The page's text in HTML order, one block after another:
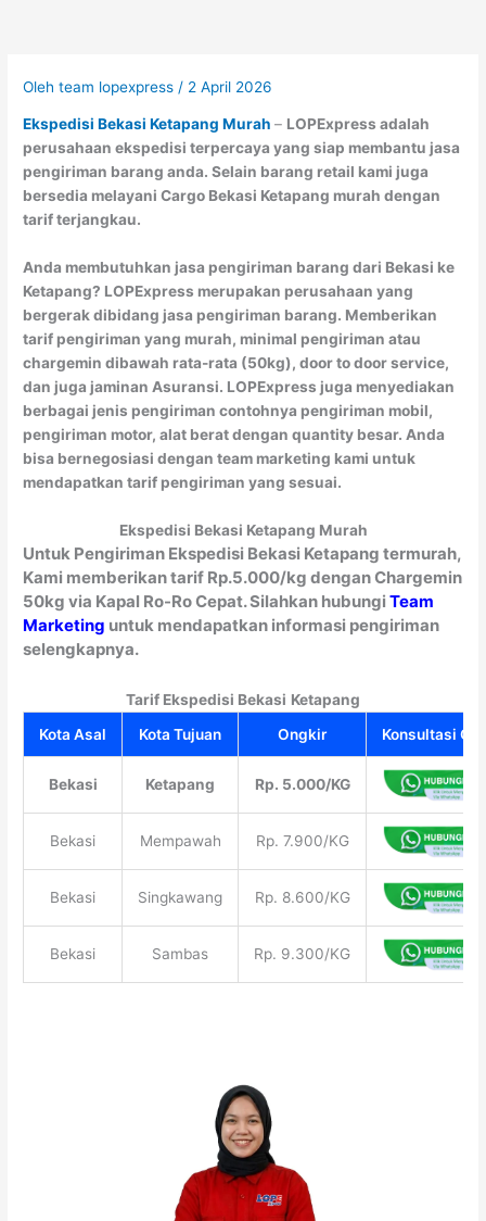
Olehteam lopexpress / 2 April 2026
Ekspedisi Bekasi Ketapang Murah– LOPExpress adalah
perusahaan ekspedisi terpercaya yang siap membantu jasa
pengiriman barang anda. Selain barang retail kami juga
bersedia melayani Cargo Bekasi Ketapang murah dengan
tarif terjangkau.
Anda membutuhkan jasa pengiriman barang dari Bekasi ke
Ketapang? LOPExpress merupakan perusahaan yang
bergerak dibidang jasa pengiriman barang. Memberikan
tarif pengiriman yang murah, minimal pengiriman atau
chargemin dibawah rata-rata (50kg), door to door service,
dan juga jaminan Asuransi. LOPExpress juga menyediakan
berbagai jenis pengiriman contohnya pengiriman mobil,
pengiriman motor, alat berat dengan quantity besar. Anda
bisa bernegosiasi dengan team marketing kami untuk
mendapatkan tarif pengiriman yang sesuai.
Ekspedisi Bekasi Ketapang Murah
Untuk Pengiriman Ekspedisi Bekasi Ketapang termurah,
Kami memberikan tarif Rp.5.000/kg dengan Chargemin
50kg via Kapal Ro-Ro Cepat. Silahkan hubungiTeam
Marketing untuk mendapatkan informasi pengiriman
selengkapnya.
Tarif Ekspedisi Bekasi Ketapang
Kota Asal
Kota Tujuan Ongkir Konsultasi
Bekasi Ketapang Rp. 5.000/KG
Bekasi Mempawah Rp. 7.900/KG
Bekasi Singkawang Rp. 8.600/KG
Bekasi Sambas Rp. 9.300/KG